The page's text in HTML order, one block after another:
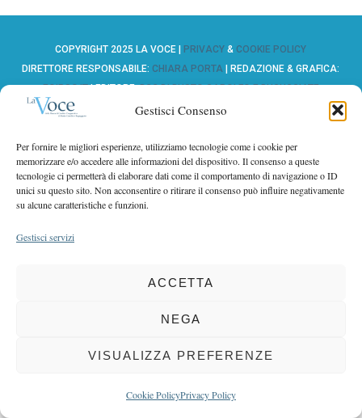
Gestisci Consenso
Per fornire le migliori esperienze, utilizziamo tecnologie come i cookie per
memorizzare e/o accedere alle informazioni del dispositivo. Il consenso a queste
tecnologie ci permetterà di elaborare dati come il comportamento di navigazione o ID
unici su questo sito. Non acconsentire o ritirare il consenso può influire negativamente
su alcune caratteristiche e funzioni.
Gestisci servizi
ACCETTA
NEGA
VISUALIZZA PREFERENZE
Cookie PolicyPrivacy Policy
o
r
COPYRIGHT 2025 LA VOCE | PRIVACY & COOKIE POLICY
DIRETTORE RESPONSABILE: CHIARA PORTA | REDAZIONE & GRAFICA:
EOIPSO.IT| EDITORE:BCC DI BUSTO GAROLFO E BUGUGGIATE
REGISTRAZIONE DEL TRIBUNALE DI MILANO N. 163 DEL 15 MARZO 2004
BACK TO TOP
a
f
r
: